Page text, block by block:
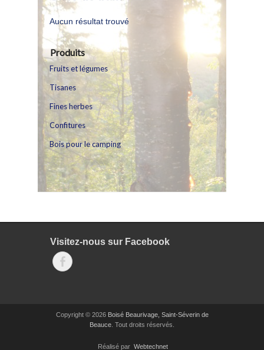
Aucun résultat trouvé
Produits
Fruits et légumes
Tisanes
Fines herbes
Confitures
Bois pour le camping
Visitez-nous sur Facebook
Facebook
Copyright © 2026 Boisé Beaurivage, Saint-Séverin de
Beauce . Tout droits réservés.
Réalisé par Webtechnet